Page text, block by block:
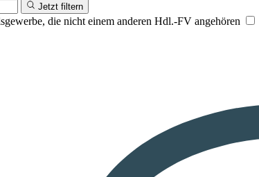
Jetzt filtern
die nicht einem anderen Hdl.-FV angehören